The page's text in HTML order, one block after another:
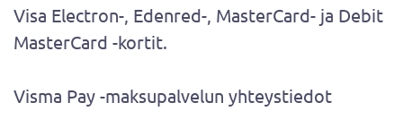
Visa Electron-, Edenred-, MasterCard- ja Debit
MasterCard -kortit.
Visma Pay -maksupalvelun yhteystiedot